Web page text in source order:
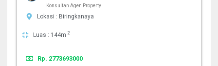
Konsultan Agen Property
Lokasi : Biringkanaya
Luas : 144m 2
Rp. 2773693000